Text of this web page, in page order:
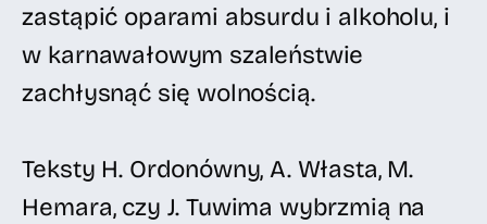
zastąpić oparami absurdu i alkoholu, i
w karnawałowym szaleństwie
zachłysnąć się wolnością.
Teksty H. Ordonówny, A. Własta, M.
Hemara, czy J. Tuwima wybrzmią na